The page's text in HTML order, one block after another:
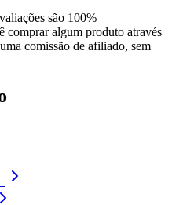
são 100%
comprar algum produto através
comissão de afiliado, sem